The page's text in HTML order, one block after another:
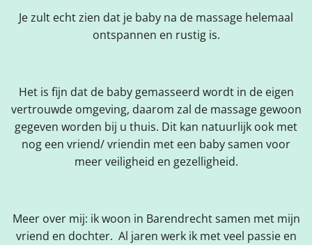
Je zult echt zien dat je baby na de massage helemaal
ontspannen en rustig is.
Het is fijn dat de baby gemasseerd wordt in de eigen
vertrouwde omgeving, daarom zal de massage gewoon
gegeven worden bij u thuis. Dit kan natuurlijk ook met
nog een vriend/ vriendin met een baby samen voor
meer veiligheid en gezelligheid.
Meer over mij: ik woon in Barendrecht samen met mijn
vriend en dochter. Al jaren werk ik met veel passie en